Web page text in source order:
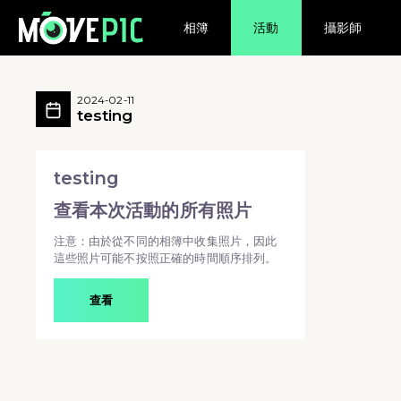
相簿 活動 攝影師
testing 所有相片
testing - testing
2024-02-11
testing
testing
查看本次活動的所有照片
注意：由於從不同的相簿中收集照片，因此
這些照片可能不按照正確的時間順序排列。
查看